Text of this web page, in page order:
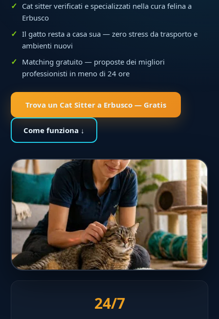
Cat sitter verificati e specializzati nella cura felina a
Erbusco
Il gatto resta a casa sua — zero stress da trasporto e
ambienti nuovi
Matching gratuito — proposte dei migliori
professionisti in meno di 24 ore
Trova un Cat Sitter a Erbusco — Gratis
Come funziona ↓
24/7